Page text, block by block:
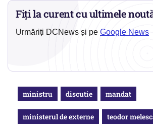
Fiți la curent cu ultimele
Urmăriți DCNews și pe Google News
ministru discutie mandat
ministerul de externe teodor